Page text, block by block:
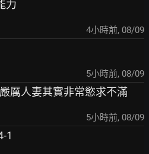
力
4小時前, 08/09
5小時前, 08/09
厲人妻其實非常慾求不滿
5小時前, 08/09
1